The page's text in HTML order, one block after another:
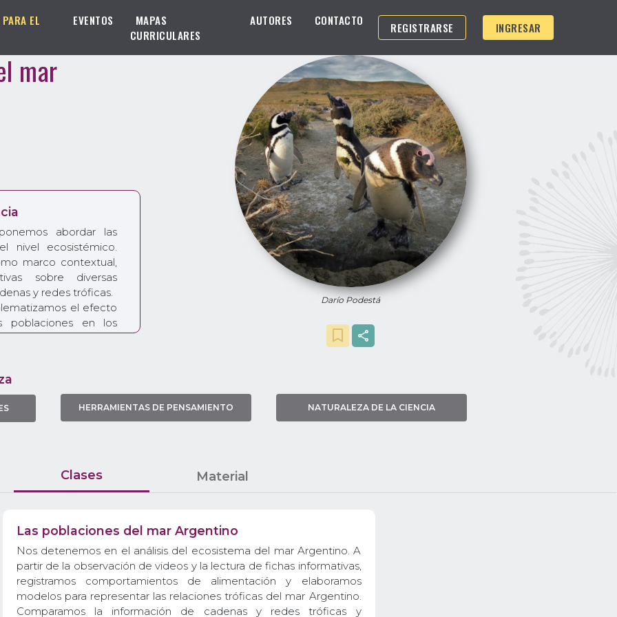
REGISTRARSE INGRESAR
EL
EVENTOS
MAPAS
CURRICULARES
AUTORES CONTACTO
mar
abordar las
nivel ecosistémico.
marco contextual,
sobre diversas
y redes tróficas.
el efecto
en los
casos de estudio
de la acción del
del mar
herramientas
consecuencias del
de los océanos.
sobre las diversas
marinos.
Darío Podestá
HERRAMIENTAS DE PENSAMIENTO NATURALEZA DE LA CIENCIA
Clases Material
Las poblaciones del mar Argentino
Nos detenemos en el análisis del ecosistema del mar Argentino. A
partir de la observación de videos y la lectura de fichas informativas,
registramos comportamientos de alimentación y elaboramos
modelos para representar las relaciones tróficas del mar Argentino.
Comparamos la información de cadenas y redes tróficas y